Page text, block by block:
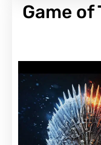
Game of